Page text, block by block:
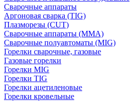
Сварочные аппараты
Аргоновая сварка (TIG)
Плазморезы (CUT)
Сварочные аппараты (MMA)
Сварочные полуавтоматы (MIG)
Горелки сварочные, газовые
Газовые горелки
Горелки MIG
Горелки TIG
Горелки ацетиленовые
Горелки кровельные